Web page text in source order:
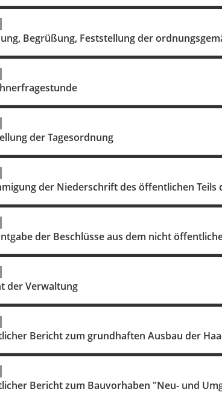
Begrüßung, Feststellung der
der Tagesordnung
der Niederschrift des öffentlichen Teils
der Beschlüsse aus dem nicht
der Verwaltung
Bericht zum grundhaften Ausbau der
Bericht zum Bauvorhaben "Neu- und